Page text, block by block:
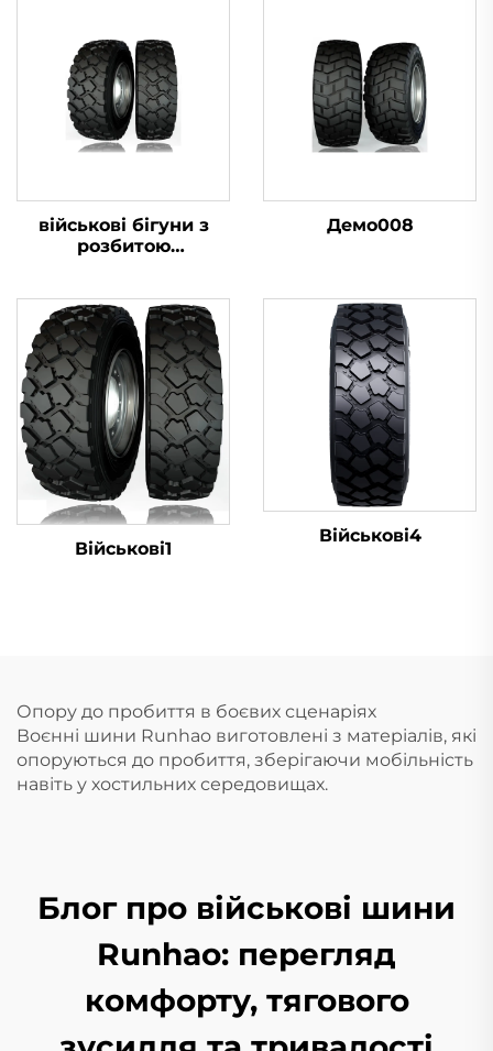
військові бігуни з
розбитою
Демо008
Військові1
Військові4
Опору до пробиття в боєвих сценаріях
Воєнні шини Runhao виготовлені з матеріалів, які
опоруються до пробиття, зберігаючи мобільність
навіть у хостильних середовищах.
Блог про військові шини
Runhao: перегляд
комфорту, тягового